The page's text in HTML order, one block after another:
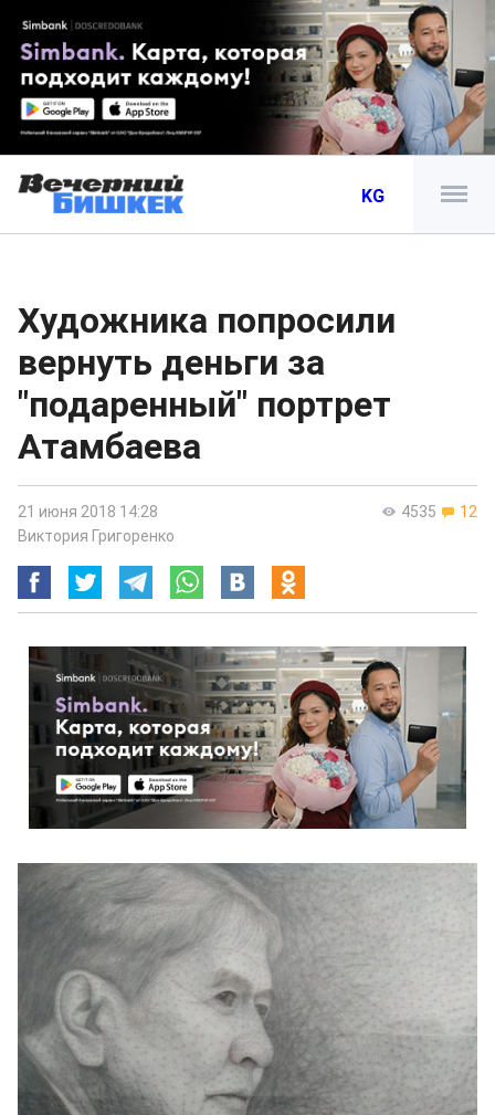
KG
Художника попросили
вернуть деньги за
"подаренный" портрет
Атамбаева
4535 12
21 июня 2018 14:28
Виктория Григоренко